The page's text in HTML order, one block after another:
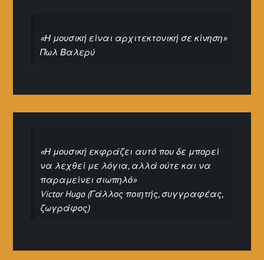
«Η μουσική είναι αρχιτεκτονική σε κίνηση»
Πωλ Βαλερύ
«Η μουσική εκφράζει αυτό που δε μπορεί
να λεχθεί με λόγια, αλλά ούτε και να
παραμείνει σιωπηλό»
Victor Hugo (Γάλλος ποιητής, συγγραφέας,
ζωγράφος)